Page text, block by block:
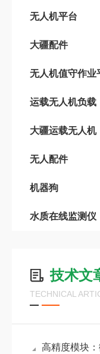
无人机平台
大疆配件
无人机值守作业
运载无人机负载
大疆运载无人机
无人配件
机器狗
水质在线监测仪
技术文
TECHNICAL
高精度模块：微秒